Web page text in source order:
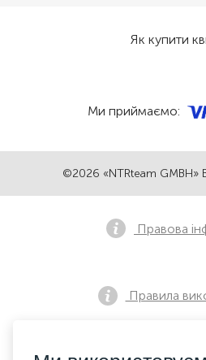
©2026 «NTRteam GMBH»
Як купити
Ми приймаємо:
Правова
Правила